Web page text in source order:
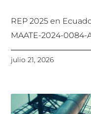
REP 2025 en
MAATE-2024-0084-
julio 21, 2026